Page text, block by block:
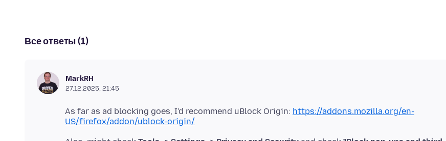
Все ответы (1)
MarkRH
27.12.2025, 21:45
As far as ad blocking goes, I'd recommend uBlock Origin: https://addons.mozilla.org/en-
US/firefox/addon/ublock-origin/